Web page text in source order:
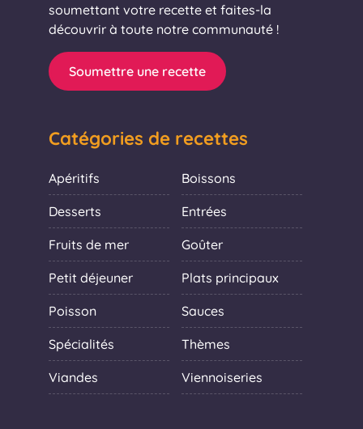
soumettant votre recette et faites-la
découvrir à toute notre communauté !
Soumettre une recette
Catégories de recettes
Apéritifs Boissons
Desserts Entrées
Fruits de mer Goûter
Petit déjeuner Plats principaux
Poisson Sauces
Spécialités Thèmes
Viandes Viennoiseries